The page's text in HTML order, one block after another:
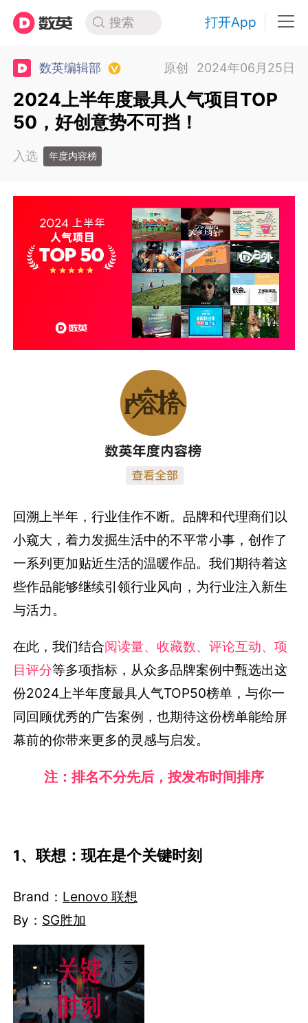
搜索 打开App
数英编辑部 原创 2024年06月25日
2024上半年度最具人气项目TOP
50，好创意势不可挡！
入选 年度内容榜
回溯上半年，行业佳作不断。品牌和代理商们以
小窥大，着力发掘生活中的不平常小事，创作了
一系列更加贴近生活的温暖作品。我们期待着这
些作品能够继续引领行业风向，为行业注入新生
与活力。
在此，我们结合阅读量、收藏数、评论互动、项
目评分等多项指标，从众多品牌案例中甄选出这
份2024上半年度最具人气TOP50榜单，与你一
同回顾优秀的广告案例，也期待这份榜单能给屏
幕前的你带来更多的灵感与启发。
注：排名不分先后，按发布时间排序
1、联想：现在是个关键时刻
Brand： Lenovo 联想
By： SG胜加